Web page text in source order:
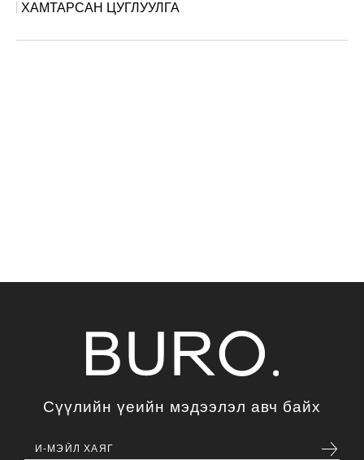
ХАМТАРСАН ЦУГЛУУЛГА
Сүүлийн үеийн мэдээлэл авч байх